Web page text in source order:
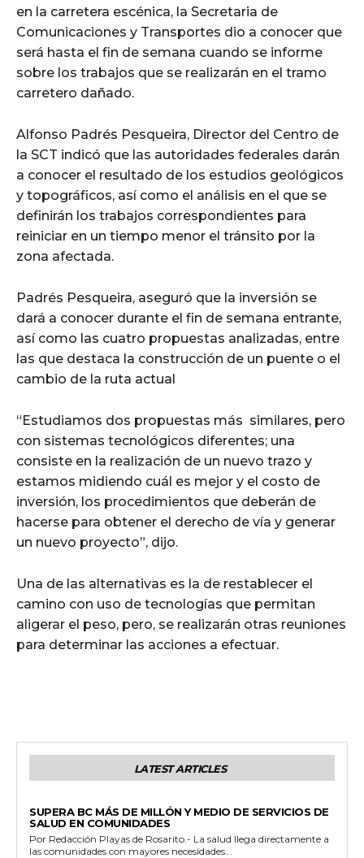
en la carretera escénica, la Secretaria de
Comunicaciones y Transportes dio a conocer que
será hasta el fin de semana cuando se informe
sobre los trabajos que se realizarán en el tramo
carretero dañado.
Alfonso Padrés Pesqueira, Director del Centro de
la SCT indicó que las autoridades federales darán
a conocer el resultado de los estudios geológicos
y topográficos, así como el análisis en el que se
definirán los trabajos correspondientes para
reiniciar en un tiempo menor el tránsito por la
zona afectada.
Padrés Pesqueira, aseguró que la inversión se
dará a conocer durante el fin de semana entrante,
así como las cuatro propuestas analizadas, entre
las que destaca la construcción de un puente o el
cambio de la ruta actual
“Estudiamos dos propuestas más similares, pero
con sistemas tecnológicos diferentes; una
consiste en la realización de un nuevo trazo y
estamos midiendo cuál es mejor y el costo de
inversión, los procedimientos que deberán de
hacerse para obtener el derecho de vía y generar
un nuevo proyecto”, dijo.
Una de las alternativas es la de restablecer el
camino con uso de tecnologías que permitan
aligerar el peso, pero, se realizarán otras reuniones
para determinar las acciones a efectuar.
LATEST ARTICLES
SUPERA BC MÁS DE MILLÓN Y MEDIO DE SERVICIOS DE
SALUD EN COMUNIDADES
Por Redacción Playas de Rosarito.- La salud llega directamente a
las comunidades con mayores necesidades...